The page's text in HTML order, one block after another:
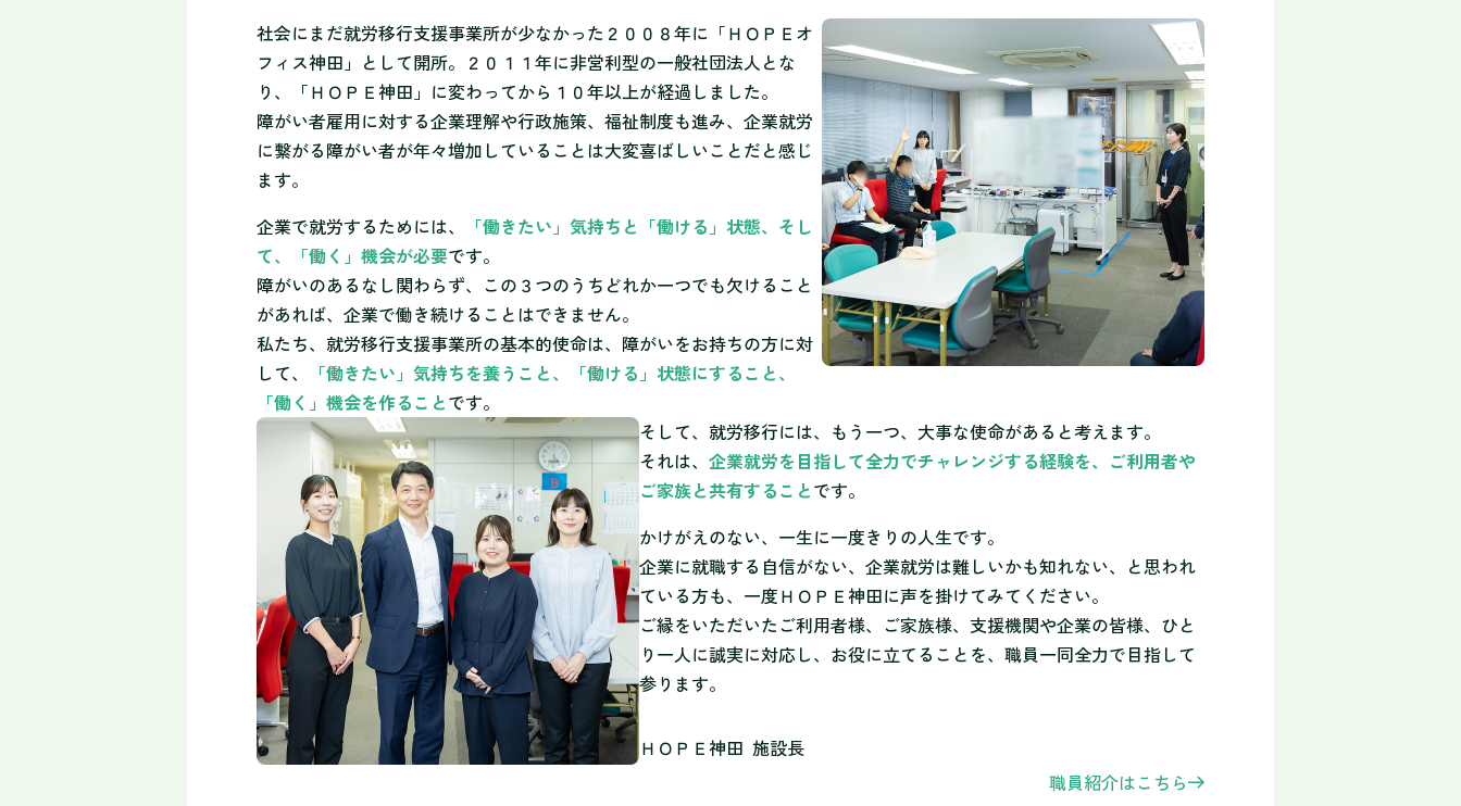
社会にまだ就労移行支援事業所が少なかった２００８年に「ＨＯＰＥオ
フィス神田」として開所。２０１１年に非営利型の一般社団法人とな
り、「ＨＯＰＥ神田」に変わってから１０年以上が経過しました。
障がい者雇用に対する企業理解や行政施策、福祉制度も進み、企業就労
に繋がる障がい者が年々増加していることは大変喜ばしいことだと感じ
ます。
企業で就労するためには、
「働きたい」気持ちと「働ける」状態、そし
て、「働く」機会が必要です。
障がいのあるなし関わらず、この３つのうちどれか一つでも欠けること
があれば、企業で働き続けることはできません。
私たち、就労移行支援事業所の基本的使命は、障がいをお持ちの方に対
して、
「働きたい」気持ちを養うこと、「働ける」状態にすること、
「働く」機会を作ることです。
そして、就労移行には、もう一つ、大事な使命があると考えます。
それは、 企業就労を目指して全力でチャレンジする経験を、ご利用者や
ご家族と共有することです。
かけがえのない、一生に一度きりの人生です。
企業に就職する自信がない、企業就労は難しいかも知れない、と思われ
ている方も、一度ＨＯＰＥ神田に声を掛けてみてください。
ご縁をいただいたご利用者様、ご家族様、支援機関や企業の皆様、ひと
り一人に誠実に対応し、お役に立てることを、職員一同全力で目指して
参ります。
ＨＯＰＥ神田 施設長
職員紹介はこちら